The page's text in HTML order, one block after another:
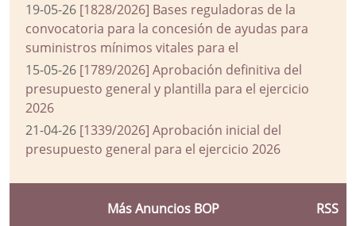
19-05-26 [1828/2026] Bases reguladoras de la
convocatoria para la concesión de ayudas para
suministros mínimos vitales para el
15-05-26 [1789/2026] Aprobación definitiva del
presupuesto general y plantilla para el ejercicio
2026
21-04-26 [1339/2026] Aprobación inicial del
presupuesto general para el ejercicio 2026
Más Anuncios BOP RSS